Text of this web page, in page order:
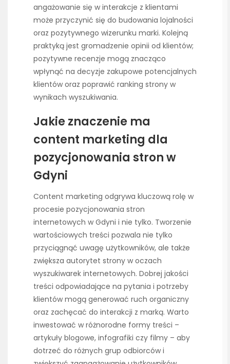
angażowanie się w interakcje z klientami
może przyczynić się do budowania lojalności
oraz pozytywnego wizerunku marki. Kolejną
praktyką jest gromadzenie opinii od klientów;
pozytywne recenzje mogą znacząco
wpłynąć na decyzje zakupowe potencjalnych
klientów oraz poprawić ranking strony w
wynikach wyszukiwania.
Jakie znaczenie ma
content marketing dla
pozycjonowania stron w
Gdyni
Content marketing odgrywa kluczową rolę w
procesie pozycjonowania stron
internetowych w Gdyni i nie tylko. Tworzenie
wartościowych treści pozwala nie tylko
przyciągnąć uwagę użytkowników, ale także
zwiększa autorytet strony w oczach
wyszukiwarek internetowych. Dobrej jakości
treści odpowiadające na pytania i potrzeby
klientów mogą generować ruch organiczny
oraz zachęcać do interakcji z marką. Warto
inwestować w różnorodne formy treści –
artykuły blogowe, infografiki czy filmy – aby
dotrzeć do różnych grup odbiorców i